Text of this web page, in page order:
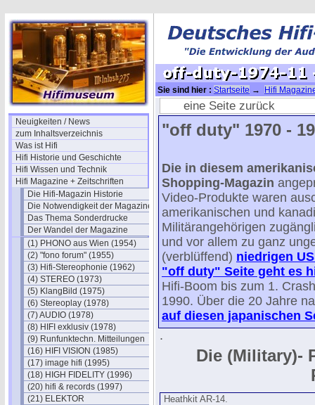
Neuigkeiten / News
zum Inhaltsverzeichnis
Was ist Hifi
Hifi Historie und Geschichte
Hifi Wissen und Technik
Hifi Magazine + Zeitschriften
Die Hifi-Magazin Historie
Die Notwendigkeit der Magazine
Das Thema Sonderdrucke
Der Wandel der Magazine
(1) PHONO aus Wien (1954)
(2) "fono forum" (1955)
(3) Hifi-Stereophonie (1962)
(4) STEREO (1973)
(5) KlangBild (1975)
(6) Stereoplay (1978)
(7) AUDIO (1978)
(8) HIFI exklusiv (1978)
(9) Runfunktechn. Mitteilungen
(16) HIFI VISION (1985)
(17) image hifi (1995)
(18) HIGH FIDELITY (1996)
(20) hifi & records (1997)
(21) ELEKTOR
Sie sind hier : Startseite →
Hifi
off-duty-1974-11 - Receiver Preise
eine Seite zurück
"off duty" 1970 -
Die in diesem
Shopping-Magazin
Video-Produkte waren
amerikanischen und
Militärangehörigen
und vor allem zu ganz
(verblüffend) niedrigen
"off duty" Seite geht es
Hifi-Boom bis zum 1.
1990. Über die 20 Jahre
auf diesen japanischen
.
Die (Military)-
Heathkit AR-14.